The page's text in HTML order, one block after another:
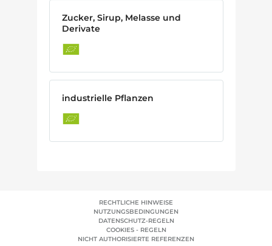
Zucker, Sirup, Melasse und
Derivate
industrielle Pflanzen
RECHTLICHE HINWEISE
NUTZUNGSBEDINGUNGEN
DATENSCHUTZ-REGELN
COOKIES - REGELN
NICHT AUTHORISIERTE REFERENZEN